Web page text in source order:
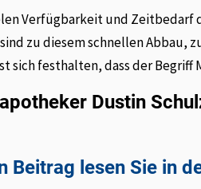
Verfügbarkeit und
zu diesem schnellen Abbau,
sich festhalten, dass der
Dustin
Beitrag lesen Sie in